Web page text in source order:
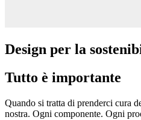
Design per la
Tutto è importante
Quando si tratta di prenderci cura
nostra. Ogni componente. Ogni